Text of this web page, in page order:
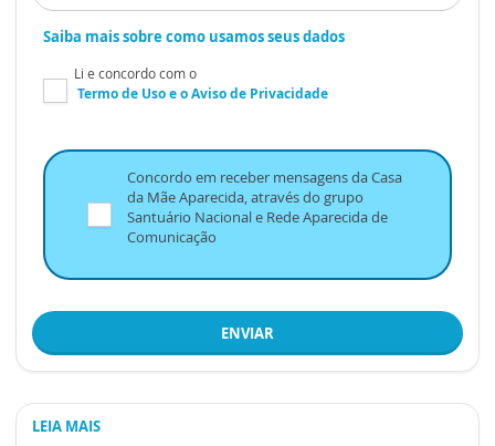
Saiba mais sobre como usamos seus dados
Li e concordo com o
Termo de Usoe oAviso de Privacidade
Concordo em receber mensagens da Casa
da Mãe Aparecida, através do grupo
Santuário Nacional e Rede Aparecida de
Comunicação
ENVIAR
LEIA MAIS